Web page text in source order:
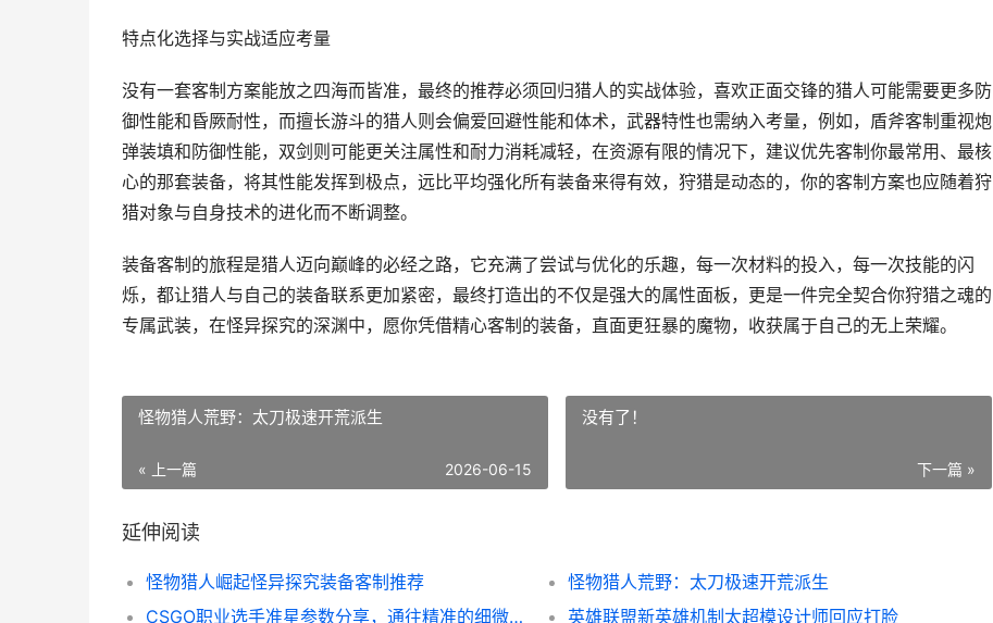
特点化选择与实战适应考量
没有一套客制方案能放之四海而皆准，最终的推荐必须回归猎人的实战体验，喜欢正面交锋的猎人可能需要更多防
御性能和昏厥耐性，而擅长游斗的猎人则会偏爱回避性能和体术，武器特性也需纳入考量，例如，盾斧客制重视炮
弹装填和防御性能，双剑则可能更关注属性和耐力消耗减轻，在资源有限的情况下，建议优先客制你最常用、最核
心的那套装备，将其性能发挥到极点，远比平均强化所有装备来得有效，狩猎是动态的，你的客制方案也应随着狩
猎对象与自身技术的进化而不断调整。
装备客制的旅程是猎人迈向巅峰的必经之路，它充满了尝试与优化的乐趣，每一次材料的投入，每一次技能的闪
烁，都让猎人与自己的装备联系更加紧密，最终打造出的不仅是强大的属性面板，更是一件完全契合你狩猎之魂的
专属武装，在怪异探究的深渊中，愿你凭借精心客制的装备，直面更狂暴的魔物，收获属于自己的无上荣耀。
怪物猎人荒野：太刀极速开荒派生
« 上一篇 2026-06-15
没有了！
下一篇 »
延伸阅读
怪物猎人崛起怪异探究装备客制推荐
怪物猎人荒野：太刀极速开荒派生
CSGO职业选手准星参数分享，通往精准的细微门径
英雄联盟新英雄机制太超模设计师回应打脸